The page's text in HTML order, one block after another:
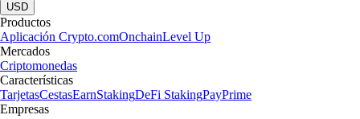
USD
Productos
Aplicación Crypto.comOnchainLevel Up
Mercados
Criptomonedas
Características
TarjetasCestasEarnStakingDeFi StakingPayPrime
Empresas